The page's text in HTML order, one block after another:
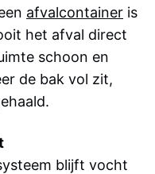
afvalcontainer is
het afval direct
schoon en
de bak vol zit,
blijft vocht